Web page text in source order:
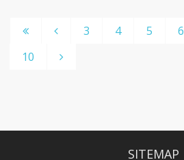
3 4 5 6
10
SITEMAP